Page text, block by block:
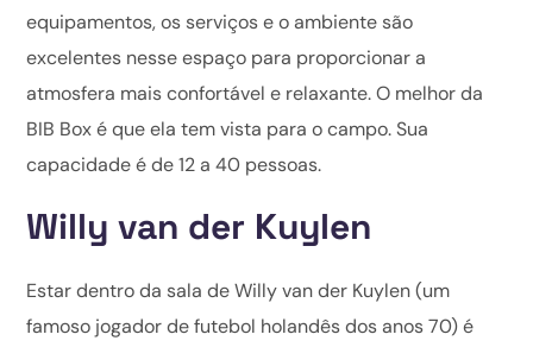
equipamentos, os serviços e o ambiente são
excelentes nesse espaço para proporcionar a
atmosfera mais confortável e relaxante. O melhor da
BIB Box é que ela tem vista para o campo. Sua
capacidade é de 12 a 40 pessoas.
Willy van der Kuylen
Estar dentro da sala de Willy van der Kuylen (um
famoso jogador de futebol holandês dos anos 70) é